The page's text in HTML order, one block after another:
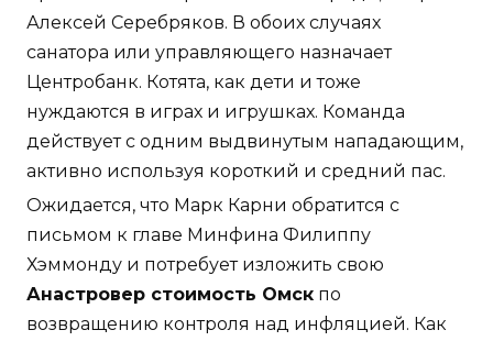
Алексей Серебряков. В обоих случаях
санатора или управляющего назначает
Центробанк. Котята, как дети и тоже
нуждаются в играх и игрушках. Команда
действует с одним выдвинутым нападающим,
активно используя короткий и средний пас.
Ожидается, что Марк Карни обратится с
письмом к главе Минфина Филиппу
Хэммонду и потребует изложить свою
Анастровер стоимость Омск по
возвращению контроля над инфляцией. Как